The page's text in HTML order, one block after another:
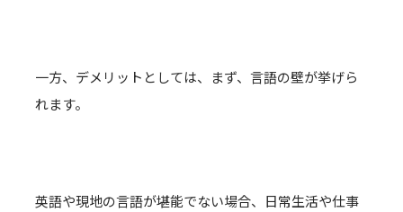
一方、デメリットとしては、まず、言語の壁が挙げら
れます。
英語や現地の言語が堪能でない場合、日常生活や仕事